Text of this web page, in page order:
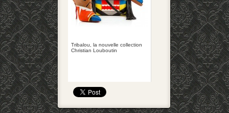
Tribalou, la nouvelle collection
Christian Louboutin